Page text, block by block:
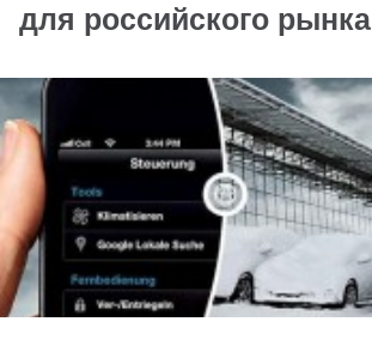
для российского рынка